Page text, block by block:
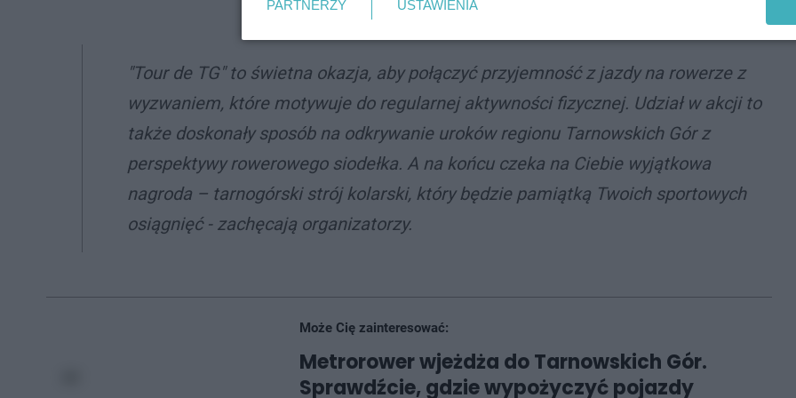
"Tour de TG" to świetna okazja, aby połączyć przyjemność z jazdy na rowerze z
wyzwaniem, które motywuje do regularnej aktywności fizycznej. Udział w akcji to
także doskonały sposób na odkrywanie uroków regionu Tarnowskich Gór z
perspektywy rowerowego siodełka. A na końcu czeka na Ciebie wyjątkowa
nagroda – tarnogórski strój kolarski, który będzie pamiątką Twoich sportowych
osiągnięć - zachęcają organizatorzy.
Może Cię zainteresować:
Metrorower wjeżdża do Tarnowskich Gór.
Sprawdźcie, gdzie wypożyczyć pojazdy
PARTNERZY USTAWIENIA